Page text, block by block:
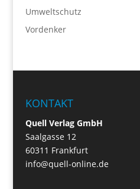
Umweltschutz
Vordenker
KONTAKT
Quell Verlag GmbH
Saalgasse 12
60311 Frankfurt
info@quell-online.de